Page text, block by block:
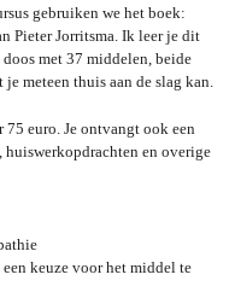
gebruiken we het boek:
Pieter Jorritsma. Ik leer je dit
met 37 middelen, beide
meteen thuis aan de slag kan.
euro. Je ontvangt ook een
huiswerkopdrachten en overige
keuze voor het middel te